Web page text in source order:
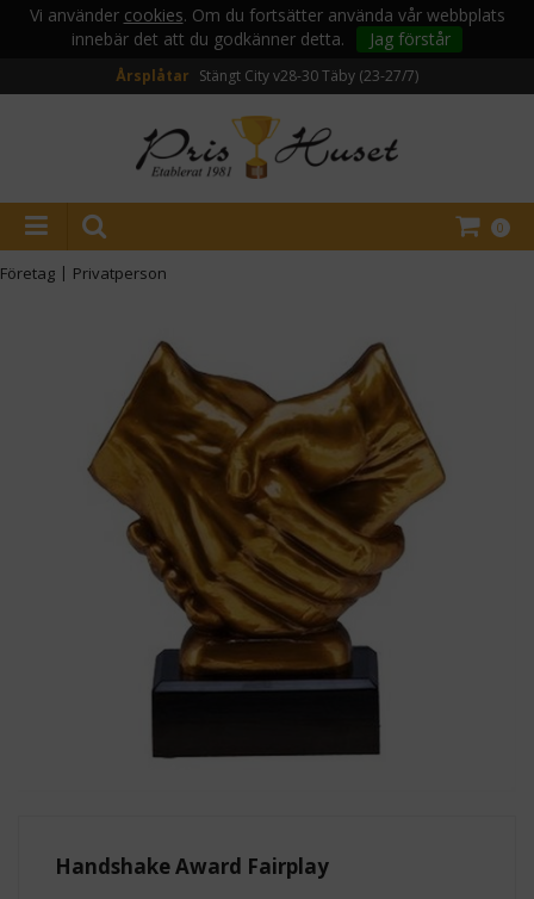
Vi använder cookies. Om du fortsätter använda vår webbplats
innebär det att du godkänner detta.
Jag förstår
Årsplåtar Stängt City v28-30Täby (23-27/7)
0
Företag | Privatperson
Handshake Award Fairplay